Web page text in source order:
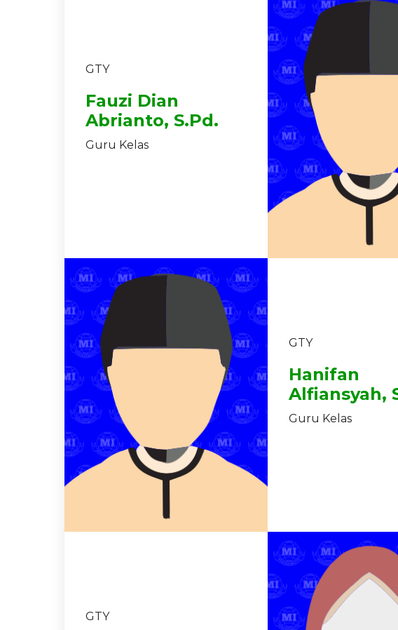
GTY
Fauzi Dian
Abrianto, S.Pd.
Guru Kelas
GTY
Hanifan
Alfiansyah,
Guru Kelas
GTY